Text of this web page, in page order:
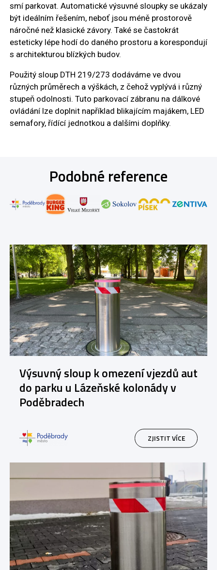
smí parkovat. Automatické výsuvné sloupky se ukázaly
být ideálním řešením, neboť jsou méně prostorově
náročné než klasické závory. Také se častokrát
esteticky lépe hodí do daného prostoru a korespondují
s architekturou blízkých budov.
Použitý sloup DTH 219/273 dodáváme ve dvou
různých průměrech a výškách, z čehož vyplývá i různý
stupeň odolnosti. Tuto parkovací zábranu na dálkové
ovládání lze doplnit například blikajícím majákem, LED
semafory, řídící jednotkou a dalšími doplňky.
Podobné reference
Výsuvný sloup k omezení vjezdů aut
do parku u Lázeňské kolonády v
Poděbradech
ZJISTIT VÍCE